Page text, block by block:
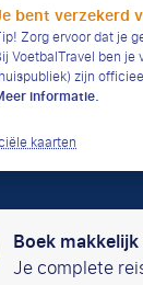
bent verzekerd
Zorg ervoor dat je
VoetbalTravel ben je
zijn
informatie.
kaarten
Boek makkelijk
Je complete